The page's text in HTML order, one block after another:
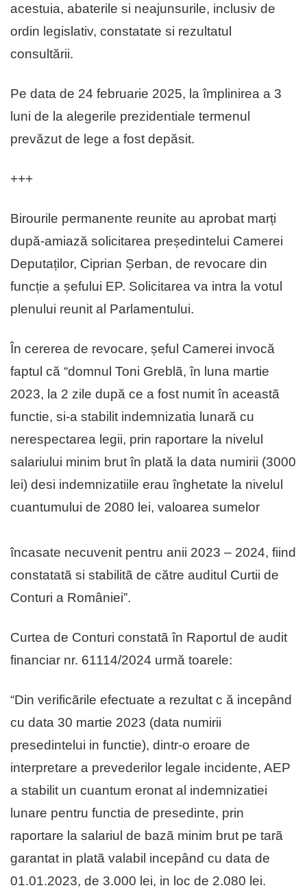
acestuia, abaterile si neajunsurile, inclusiv de
ordin legislativ, constatate si rezultatul
consultării.
Pe data de 24 februarie 2025, la împlinirea a 3
luni de la alegerile prezidentiale termenul
prevăzut de lege a fost depăsit.
+++
Birourile permanente reunite au aprobat marți
după-amiază solicitarea președintelui Camerei
Deputaților, Ciprian Șerban, de revocare din
funcție a șefului EP. Solicitarea va intra la votul
plenului reunit al Parlamentului.
În cererea de revocare, șeful Camerei invocă
faptul că “domnul Toni Greblã, în luna martie
2023, la 2 zile după ce a fost numit în aceastã
functie, si-a stabilit indemnizatia lunară cu
nerespectarea legii, prin raportare la nivelul
salariului minim brut în plată la data numirii (3000
lei) desi indemnizatiile erau înghetate la nivelul
cuantumului de 2080 lei, valoarea sumelor
încasate necuvenit pentru anii 2023 – 2024, fiind
constatatã si stabilitã de către auditul Curtii de
Conturi a României”.
Curtea de Conturi constatã în Raportul de audit
financiar nr. 61114/2024 urmă toarele:
“Din verificãrile efectuate a rezultat c ă incepând
cu data 30 martie 2023 (data numirii
presedintelui in functie), dintr-o eroare de
interpretare a prevederilor legale incidente, AEP
a stabilit un cuantum eronat al indemnizatiei
lunare pentru functia de presedinte, prin
raportare la salariul de bazã minim brut pe tarã
garantat in platã valabil incepând cu data de
01.01.2023, de 3.000 lei, in loc de 2.080 lei.